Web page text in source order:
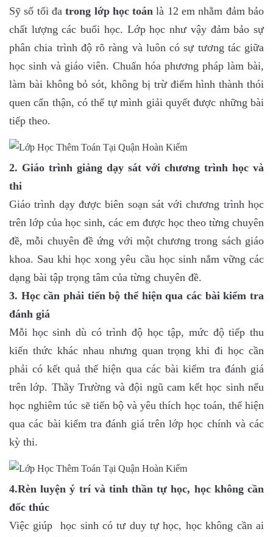
Sỹ số tối đatrong lớp học toánlà 12 em nhằm đảm bảo
chất lượng các buổi học. Lớp học như vậy đảm bảo sự
phân chia trình độ rõ ràng và luôn có sự tương tác giữa
học sinh và giáo viên. Chuẩn hóa phương pháp làm bài,
làm bài không bỏ sót, không bị trừ điểm hình thành thói
quen cẩn thận, có thể tự mình giải quyết được những bài
tiếp theo.
2. Giáo trình giảng dạy sát với chương trình học và
thi
Giáo trình dạy được biên soạn sát với chương trình học
trên lớp của học sinh, các em được học theo từng chuyên
đề, mỗi chuyên đề ứng với một chương trong sách giáo
khoa. Sau khi học xong yêu cầu học sinh nắm vững các
dạng bài tập trọng tâm của từng chuyên đề.
3. Học cần phải tiến bộ thể hiện qua các bài kiểm tra
đánh giá
Mỗi học sinh dù có trình độ học tập, mức độ tiếp thu
kiến thức khác nhau nhưng quan trọng khi đi học cần
phải có kết quả thể hiện qua các bài kiểm tra đánh giá
trên lớp. Thầy Trường và đội ngũ cam kết học sinh nếu
học nghiêm túc sẽ tiến bộ và yêu thích học toán, thể hiện
qua các bài kiểm tra đánh giá trên lớp học chính và các
kỳ thi.
4.Rèn luyện ý trí và tinh thần tự học, học không cần
đốc thúc
Việc giúp học sinh có tư duy tự học, học không cần ai